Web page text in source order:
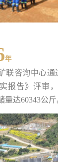
年
联咨询中心
报告》评审
量达60343公斤